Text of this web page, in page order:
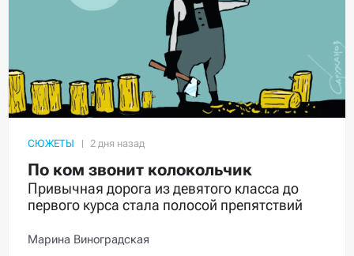
СЮЖЕТЫ
По ком звонит колокольчик
Привычная дорога из девятого класса до
первого курса стала полосой препятствий
Марина Виноградская